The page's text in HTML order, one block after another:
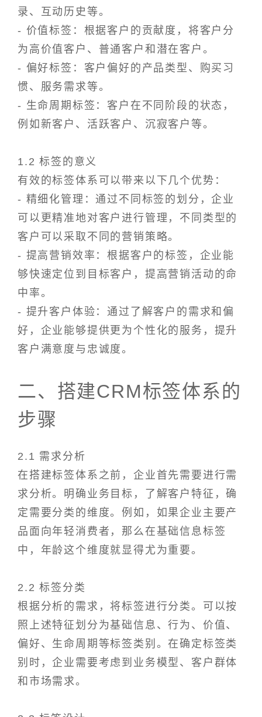
录、互动历史等。
- 价值标签：根据客户的贡献度，将客户分
为高价值客户、普通客户和潜在客户。
- 偏好标签：客户偏好的产品类型、购买习
惯、服务需求等。
- 生命周期标签：客户在不同阶段的状态，
例如新客户、活跃客户、沉寂客户等。
1.2 标签的意义
有效的标签体系可以带来以下几个优势：
- 精细化管理：通过不同标签的划分，企业
可以更精准地对客户进行管理，不同类型的
客户可以采取不同的营销策略。
- 提高营销效率：根据客户的标签，企业能
够快速定位到目标客户，提高营销活动的命
中率。
- 提升客户体验：通过了解客户的需求和偏
好，企业能够提供更为个性化的服务，提升
客户满意度与忠诚度。
二、搭建CRM标签体系的
步骤
2.1 需求分析
在搭建标签体系之前，企业首先需要进行需
求分析。明确业务目标，了解客户特征，确
定需要分类的维度。例如，如果企业主要产
品面向年轻消费者，那么在基础信息标签
中，年龄这个维度就显得尤为重要。
2.2 标签分类
根据分析的需求，将标签进行分类。可以按
照上述特征划分为基础信息、行为、价值、
偏好、生命周期等标签类别。在确定标签类
别时，企业需要考虑到业务模型、客户群体
和市场需求。